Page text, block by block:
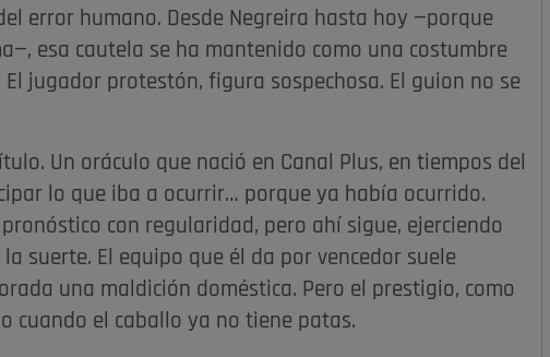
error humano. Desde Negreira hasta hoy —porque
esa cautela se ha mantenido como una costumbre
jugador protestón, figura sospechosa. El guion no se
Un oráculo que nació en Canal Plus, en tiempos del
lo que iba a ocurrir… porque ya había ocurrido.
con regularidad, pero ahí sigue, ejerciendo
suerte. El equipo que él da por vencedor suele
una maldición doméstica. Pero el prestigio, como
cuando el caballo ya no tiene patas.